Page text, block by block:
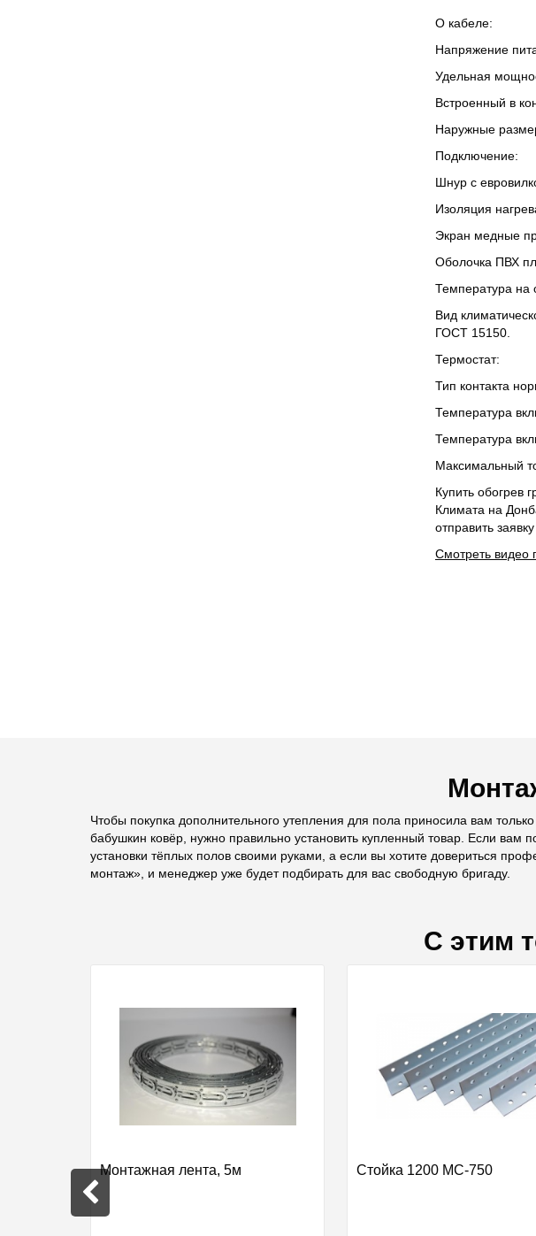
О кабеле:
Напряжение
Удельная
Встроенный в
Наружные
Подключение:
Шнур с
Изоляция
Экран медные
Оболочка ПВХ
Температура на
Вид
ГОСТ 15150.
Термостат:
Тип контакта
Температура
Температура
Максимальный
Купить обогрев
Климата на
отправить
Смотреть видео
Чтобы покупка дополнительного утепления для пола приносила вам
бабушкин ковёр, нужно правильно установить купленный товар. Если вам
установки тёплых полов своими руками, а если вы хотите довериться
монтаж», и менеджер уже будет подбирать для вас свободную бригаду.
С этим
Монтажная лента, 5м Стойка 1200 МС-750